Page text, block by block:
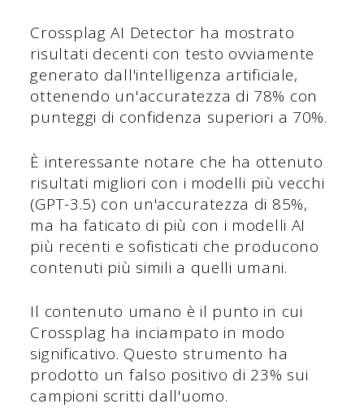
Crossplag AI Detector ha mostrato
risultati decenti con testo ovviamente
generato dall'intelligenza artificiale,
ottenendo un'accuratezza di 78% con
punteggi di confidenza superiori a 70%.
È interessante notare che ha ottenuto
risultati migliori con i modelli più vecchi
(GPT-3.5) con un'accuratezza di 85%,
ma ha faticato di più con i modelli AI
più recenti e sofisticati che producono
contenuti più simili a quelli umani.
Il contenuto umano è il punto in cui
Crossplag ha inciampato in modo
significativo. Questo strumento ha
prodotto un falso positivo di 23% sui
campioni scritti dall'uomo.